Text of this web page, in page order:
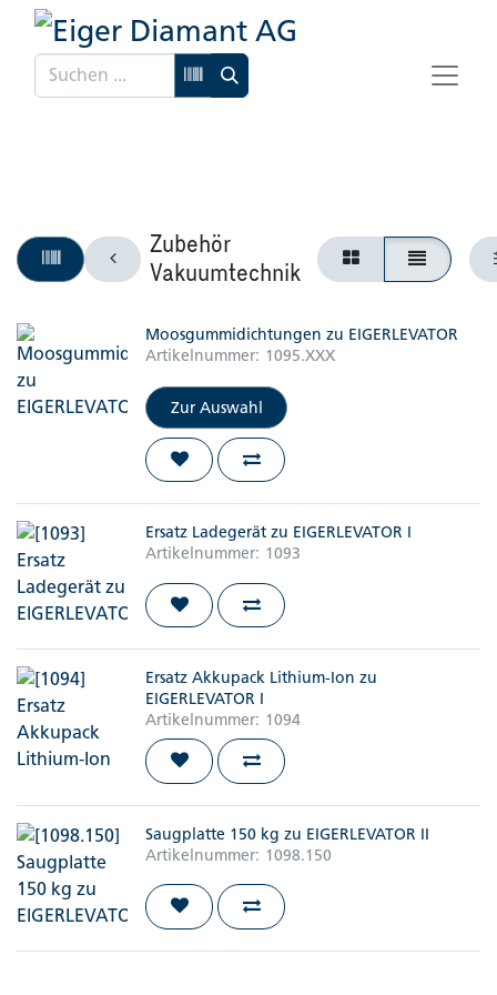
Zubehör
Vakuumtechnik
Moosgummidichtungen zu EIGERLEVATOR
Artikelnummer: 1095.XXX
Zur Auswahl
Ersatz Ladegerät zu EIGERLEVATOR I
Artikelnummer: 1093
Ersatz Akkupack Lithium-Ion zu
EIGERLEVATOR I
Artikelnummer: 1094
Saugplatte 150 kg zu EIGERLEVATOR II
Artikelnummer: 1098.150